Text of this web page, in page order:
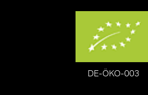
DE-ÖKO-003